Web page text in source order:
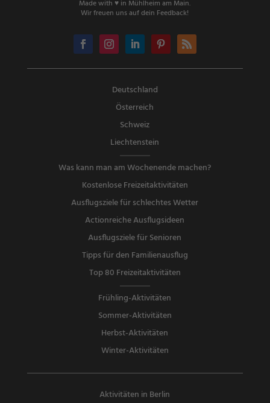
Made with ♥ in Mühlheim am Main.
Wir freuen uns auf dein Feedback!
Deutschland
Österreich
Schweiz
Liechtenstein
Was kann man am Wochenende machen?
Kostenlose Freizeitaktivitäten
Ausflugsziele für schlechtes Wetter
Actionreiche Ausflugsideen
Ausflugsziele für Senioren
Tipps für den Familienausflug
Top 80 Freizeitaktivitäten
Frühling-Aktivitäten
Sommer-Aktivitäten
Herbst-Aktivitäten
Winter-Aktivitäten
Aktivitäten in Berlin